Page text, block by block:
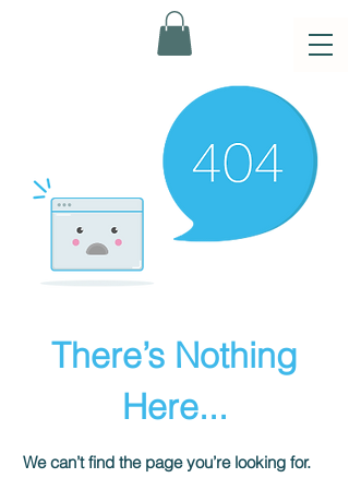
There’s Nothing
Here...
We can’t find the page you’re looking for.